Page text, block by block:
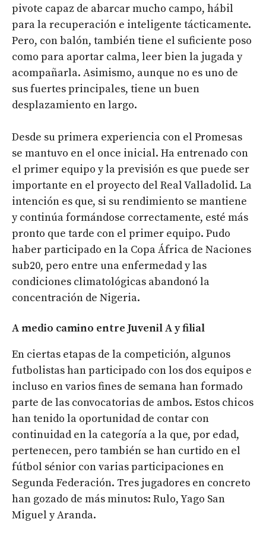
pivote capaz de abarcar mucho campo, hábil
para la recuperación e inteligente tácticamente.
Pero, con balón, también tiene el suficiente poso
como para aportar calma, leer bien la jugada y
acompañarla. Asimismo, aunque no es uno de
sus fuertes principales, tiene un buen
desplazamiento en largo.
Desde su primera experiencia con el Promesas
se mantuvo en el once inicial. Ha entrenado con
el primer equipo y la previsión es que puede ser
importante en el proyecto del Real Valladolid. La
intención es que, si su rendimiento se mantiene
y continúa formándose correctamente, esté más
pronto que tarde con el primer equipo. Pudo
haber participado en la Copa África de Naciones
sub20, pero entre una enfermedad y las
condiciones climatológicas abandonó la
concentración de Nigeria.
A medio camino entre Juvenil A y filial
En ciertas etapas de la competición, algunos
futbolistas han participado con los dos equipos e
incluso en varios fines de semana han formado
parte de las convocatorias de ambos. Estos chicos
han tenido la oportunidad de contar con
continuidad en la categoría a la que, por edad,
pertenecen, pero también se han curtido en el
fútbol sénior con varias participaciones en
Segunda Federación. Tres jugadores en concreto
han gozado de más minutos: Rulo, Yago San
Miguel y Aranda.